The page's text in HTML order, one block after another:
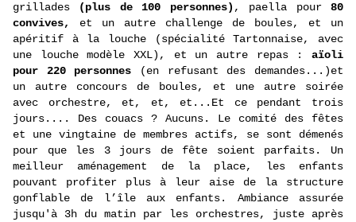
grillades (plus de 100 personnes) , paella pour80
convives,
et un autre challenge de boules, et un
apéritif à la louche (spécialité Tartonnaise, avec
une louche modèle XXL), et un autre repas : aïoli
pour 220 personnes
(en refusant des demandes...)et
un autre concours de boules, et une autre soirée
avec orchestre, et, et, et...Et ce pendant trois
jours.... Des couacs ? Aucuns. Le comité des fêtes
et une vingtaine de membres actifs, se sont démenés
pour que les 3 jours de fête soient parfaits. Un
meilleur aménagement de la place, les enfants
pouvant profiter plus à leur aise de la structure
gonflable de l’île aux enfants. Ambiance assurée
jusqu'à 3h du matin par les orchestres, juste après